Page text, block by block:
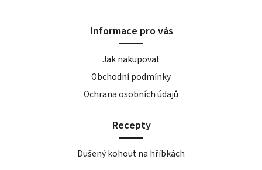
Informace pro vás
Jak nakupovat
Obchodní podmínky
Ochrana osobních údajů
Recepty
Dušený kohout na hříbkách